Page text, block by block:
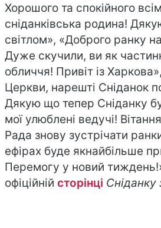
Хорошого та спокійного
сніданківська родина!
світлом», «Доброго ранку
Дуже скучили, ви як
обличчя! Привіт із
Церкви, нарешті Сніданок
Дякую що тепер Сніданку
мої улюблені ведучі!
Рада знову зустрічати
ефірах буде якнайбільше
Перемогу у новий
офіційній сторінці Сніданку